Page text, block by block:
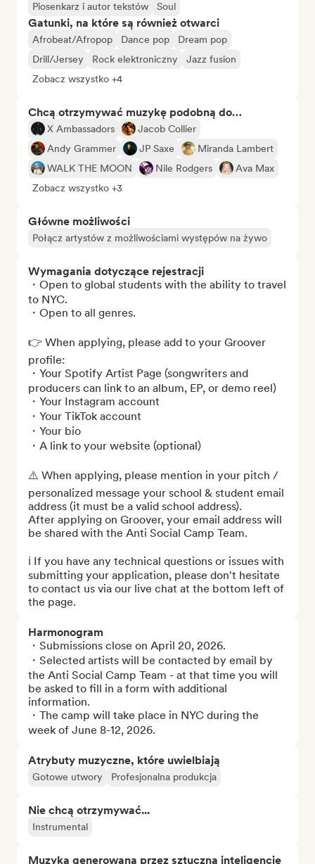
Piosenkarz i autor tekstów
Soul
Gatunki, na które są również otwarci
Afrobeat/Afropop Dance pop
Dream pop
Drill/Jersey
Rock elektroniczny
Jazz fusion
Zobacz wszystko +4
Chcą otrzymywać muzykę podobną do…
X Ambassadors
Jacob Collier
Andy Grammer
JP Saxe
Miranda Lambert
WALK THE MOON
Nile Rodgers
Ava Max
Zobacz wszystko +3
Główne możliwości
Połącz artystów z możliwościami występów na żywo
Wymagania dotyczące rejestracji
・Open to global students with the ability to travel
to NYC.
・Open to all genres.
👉 When applying, please add to your Groover
profile:
・Your Spotify Artist Page (songwriters and
producers can link to an album, EP, or demo reel)
・Your Instagram account
・Your TikTok account
・Your bio
・A link to your website (optional)
⚠️ When applying, please mention in your pitch /
personalized message your school & student email
address (it must be a valid school address).
After applying on Groover, your email address will
be shared with the Anti Social Camp Team.
ℹ️ If you have any technical questions or issues with
submitting your application, please don't hesitate
to contact us via our live chat at the bottom left of
the page.
Harmonogram
・Submissions close on April 20, 2026.
・Selected artists will be contacted by email by
the Anti Social Camp Team - at that time you will
be asked to fill in a form with additional
information.
・The camp will take place in NYC during the
week of June 8-12, 2026.
Atrybuty muzyczne, które uwielbiają
Gotowe utwory Profesjonalna produkcja
Nie chcą otrzymywać...
Instrumental
Muzyka generowana przez sztuczną inteligencję